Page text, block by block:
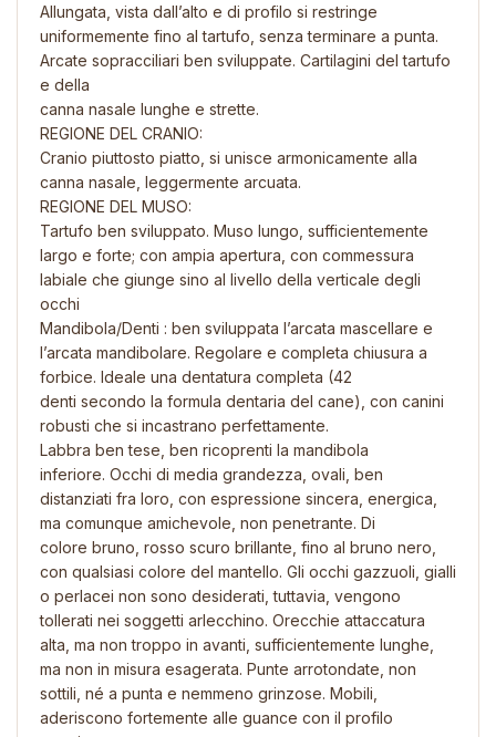
Allungata, vista dall’alto e di profilo si restringe
uniformemente fino al tartufo, senza terminare a punta.
Arcate sopracciliari ben sviluppate. Cartilagini del tartufo
e della
canna nasale lunghe e strette.
REGIONE DEL CRANIO:
Cranio piuttosto piatto, si unisce armonicamente alla
canna nasale, leggermente arcuata.
REGIONE DEL MUSO:
Tartufo ben sviluppato. Muso lungo, sufficientemente
largo e forte; con ampia apertura, con commessura
labiale che giunge sino al livello della verticale degli
occhi
Mandibola/Denti : ben sviluppata l’arcata mascellare e
l’arcata mandibolare. Regolare e completa chiusura a
forbice. Ideale una dentatura completa (42
denti secondo la formula dentaria del cane), con canini
robusti che si incastrano perfettamente.
Labbra ben tese, ben ricoprenti la mandibola
inferiore. Occhi di media grandezza, ovali, ben
distanziati fra loro, con espressione sincera, energica,
ma comunque amichevole, non penetrante. Di
colore bruno, rosso scuro brillante, fino al bruno nero,
con qualsiasi colore del mantello. Gli occhi gazzuoli, gialli
o perlacei non sono desiderati, tuttavia, vengono
tollerati nei soggetti arlecchino. Orecchie attaccatura
alta, ma non troppo in avanti, sufficientemente lunghe,
ma non in misura esagerata. Punte arrotondate, non
sottili, né a punta e nemmeno grinzose. Mobili,
aderiscono fortemente alle guance con il profilo